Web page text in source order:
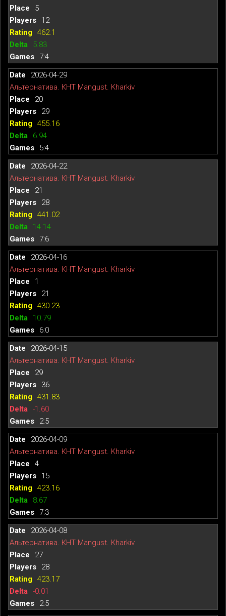
5
12
462.1
5.83
7:4
2026-04-29
Альтернатива. КНТ Mangust. Kharkiv
20
29
455.16
6.94
5:4
2026-04-22
Альтернатива. КНТ Mangust. Kharkiv
21
28
441.02
14.14
7:6
2026-04-16
Альтернатива. КНТ Mangust. Kharkiv
1
21
430.23
10.79
6:0
2026-04-15
Альтернатива. КНТ Mangust. Kharkiv
29
36
431.83
-1.60
2:5
2026-04-09
Альтернатива. КНТ Mangust. Kharkiv
4
15
423.16
8.67
7:3
2026-04-08
Альтернатива. КНТ Mangust. Kharkiv
27
28
423.17
-0.01
2:5